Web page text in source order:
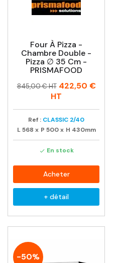
Four À Pizza -
Chambre Double -
Pizza ∅ 35 Cm -
PRISMAFOOD
Prix
Prix
845,00 € HT 422,50 €
HT
Ref : CLASSIC 2/40
L 568 x P 500 x H 430mm
 En stock
Acheter
+ détail
-50%